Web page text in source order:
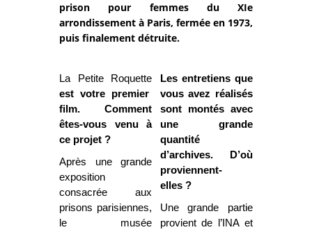
prison pour femmes du XIe
arrondissement à Paris, fermée en 1973,
puis finalement détruite.
La Petite Roquette
est votre premier
film. Comment
êtes-vous venu à
ce projet ?
Après une grande
exposition
consacrée aux
prisons parisiennes,
le musée
Les entretiens que
vous avez réalisés
sont montés avec
une grande
quantité
d’archives. D’où
proviennent-
elles ?
Une grande partie
provient de l’INA et